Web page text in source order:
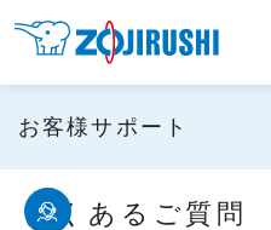
お客様サポート
よくあるご質問